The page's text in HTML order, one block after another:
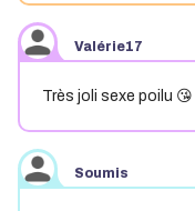
Valérie17
Très joli sexe poilu 😘
Soumis